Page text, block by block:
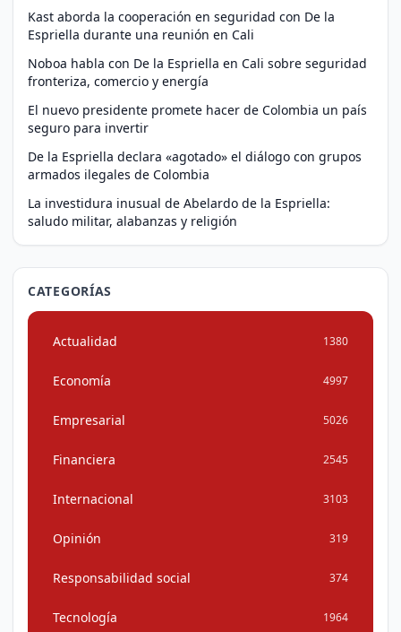
Kast aborda la cooperación en seguridad con De la
Espriella durante una reunión en Cali
Noboa habla con De la Espriella en Cali sobre seguridad
fronteriza, comercio y energía
El nuevo presidente promete hacer de Colombia un país
seguro para invertir
De la Espriella declara «agotado» el diálogo con grupos
armados ilegales de Colombia
La investidura inusual de Abelardo de la Espriella:
saludo militar, alabanzas y religión
CATEGORÍAS
Actualidad 1380
Economía 4997
Empresarial 5026
Financiera 2545
Internacional 3103
Opinión 319
Responsabilidad social 374
Tecnología 1964